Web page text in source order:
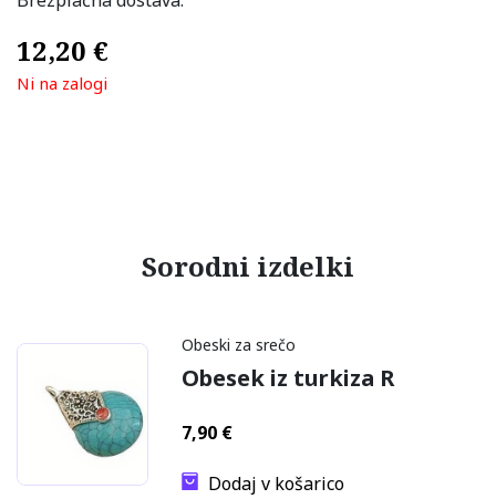
12,20 €
Ni na zalogi
Sorodni izdelki
Obeski za srečo
Obesek iz turkiza R
7,90 €
Dodaj v košarico